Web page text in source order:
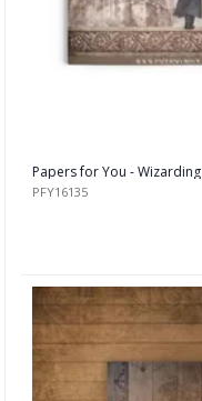
Masterpiece Design
Mintay Papers
Paige Evans
Penelope Dee
Pion Design
Prima
Papers for You -
PFY16135